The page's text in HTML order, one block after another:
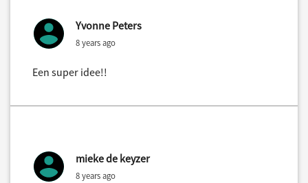
Yvonne Peters
8 years ago
Een super idee!!
mieke de keyzer
8 years ago